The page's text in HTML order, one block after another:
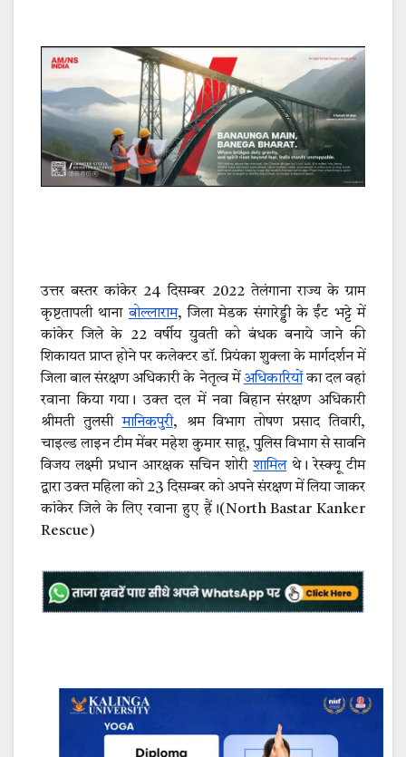
उत्तर बस्तर कांकेर 24 दिसम्बर 2022 तेलंगाना राज्य के ग्राम
कृष्टतापली थानाबोल्लाराम, जिला मेडक संगारेड्डी के ईंट भट्टे में
कांकेर जिले के 22 वर्षीय युवती को बंधक बनाये जाने की
शिकायत प्राप्त होने पर कलेक्टर डॉ. प्रियंका शुक्ला के मार्गदर्शन में
जिला बाल संरक्षण अधिकारी के नेतृत्व मेंअधिकारियोंका दल वहां
रवाना किया गया। उक्त दल में नवा बिहान संरक्षण अधिकारी
श्रीमती तुलसीमानिकपुरी, श्रम विभाग तोषण प्रसाद तिवारी,
चाइल्ड लाइन टीम मेंबर महेश कुमार साहू, पुलिस विभाग से सावनि
विजय लक्ष्मी प्रधान आरक्षक सचिन शोरी शामिलथे। रेस्क्यू टीम
द्वारा उक्त महिला को 23 दिसम्बर को अपने संरक्षण में लिया जाकर
कांकेर जिले के लिए रवाना हुए हैं।(North Bastar Kanker
Rescue)